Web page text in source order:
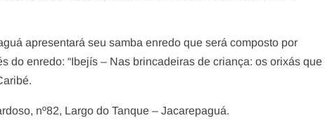
apresentará seu samba enredo que será composto por
do enredo: “Ibejís – Nas brincadeiras de criança: os orixás que
nº82, Largo do Tanque – Jacarepaguá.